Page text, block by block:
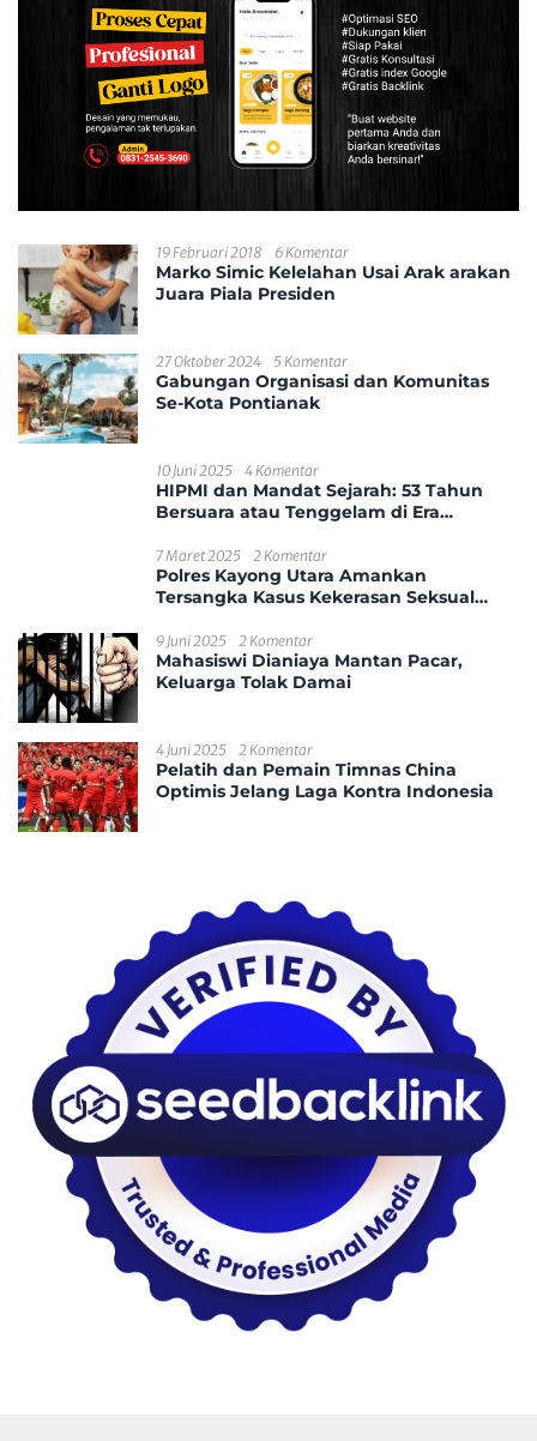
19 Februari 2018 6 Komentar
Marko Simic Kelelahan Usai Arak arakan
Juara Piala Presiden
27 Oktober 2024 5 Komentar
Gabungan Organisasi dan Komunitas
Se-Kota Pontianak
10 Juni 2025 4 Komentar
HIPMI dan Mandat Sejarah: 53 Tahun
Bersuara atau Tenggelam di Era
7 Maret 2025 2 Komentar
Polres Kayong Utara Amankan
Tersangka Kasus Kekerasan Seksual
9 Juni 2025 2 Komentar
Mahasiswi Dianiaya Mantan Pacar,
Keluarga Tolak Damai
4 Juni 2025 2 Komentar
Pelatih dan Pemain Timnas China
Optimis Jelang Laga Kontra Indonesia